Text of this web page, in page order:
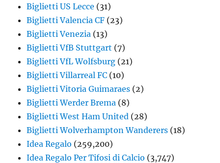
Biglietti US Lecce (31)
Biglietti Valencia CF (23)
Biglietti Venezia (13)
Biglietti VfB Stuttgart (7)
Biglietti VfL Wolfsburg (21)
Biglietti Villarreal FC (10)
Biglietti Vitoria Guimaraes (2)
Biglietti Werder Brema (8)
Biglietti West Ham United (28)
Biglietti Wolverhampton Wanderers (18)
Idea Regalo (259,200)
Idea Regalo Per Tifosi di Calcio (3,747)